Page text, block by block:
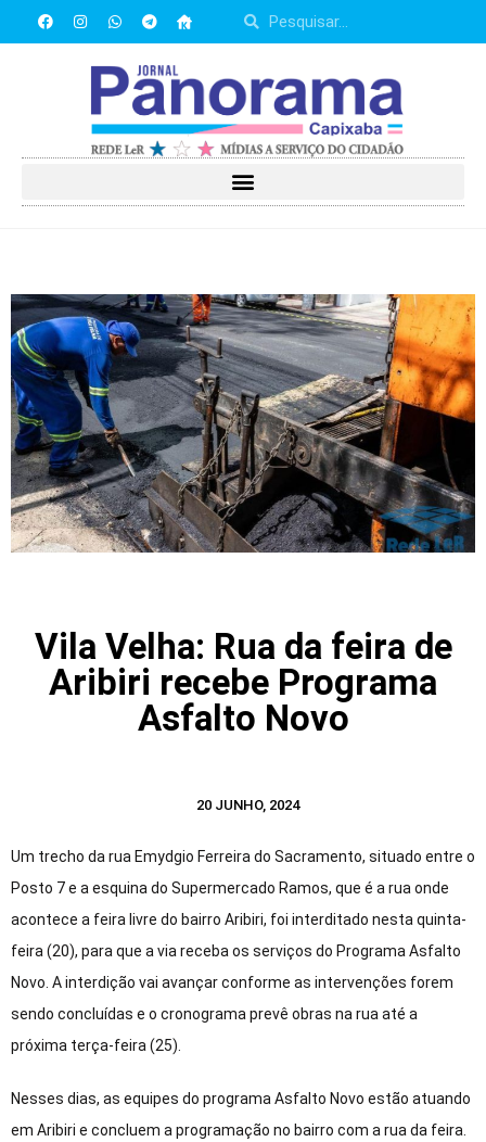
Vila Velha: Rua da feira de
Aribiri recebe Programa
Asfalto Novo
20 JUNHO, 2024
Um trecho da rua Emydgio Ferreira do Sacramento, situado entre o
Posto 7 e a esquina do Supermercado Ramos, que é a rua onde
acontece a feira livre do bairro Aribiri, foi interditado nesta quinta-
feira (20), para que a via receba os serviços do Programa Asfalto
Novo. A interdição vai avançar conforme as intervenções forem
sendo concluídas e o cronograma prevê obras na rua até a
próxima terça-feira (25).
Nesses dias, as equipes do programa Asfalto Novo estão atuando
em Aribiri e concluem a programação no bairro com a rua da feira.